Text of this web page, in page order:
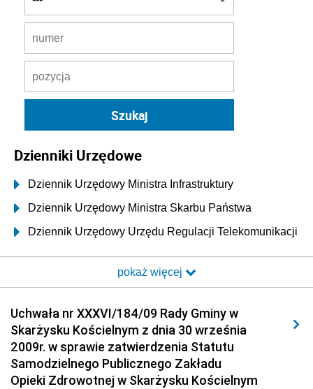
Dzienniki Urzędowe
Dziennik Urzędowy Ministra Infrastruktury
Dziennik Urzędowy Ministra Skarbu Państwa
Dziennik Urzędowy Urzędu Regulacji Telekomunikacji
Dziennik Urzędowy Ministra Transportu i Budownictwa
Elektronicznej
Dziennik Urzędowy Ministra Spraw Wewnętrznych i
Administracji
Dziennik Urzędowy Ministra Transportu
pokaż więcej
Uchwała nr XXXVI/184/09 Rady Gminy w
Skarżysku Kościelnym z dnia 30 września
2009r. w sprawie zatwierdzenia Statutu
Samodzielnego Publicznego Zakładu
Opieki Zdrowotnej w Skarżysku Kościelnym